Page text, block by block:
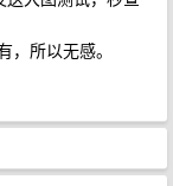
所以无感。